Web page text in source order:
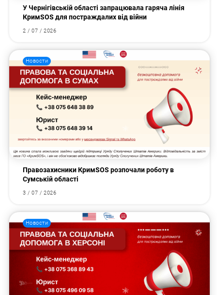
У Чернігівській області запрацювала гаряча лінія
КримSOS для постраждалих від війни
2 / 07 / 2026
Новости
Правозахисники КримSOS розпочали роботу в
Сумській області
3 / 07 / 2026
Новости